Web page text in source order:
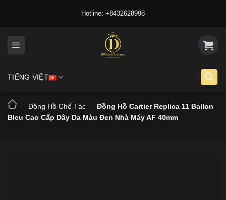
Hotline: +8432628998
TIẾNG VIỆT
- Đồng Hồ Chế Tác - Đồng Hồ Cartier Replica 11 Ballon
Bleu Cao Cấp Dây Da Màu Đen Nhà Máy AF 40mm